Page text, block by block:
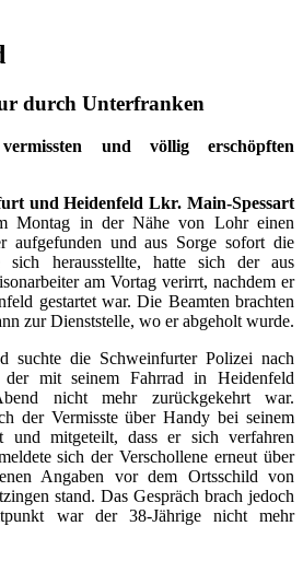
durch Unterfranken
und völlig erschöpften
und Heidenfeld Lkr. Main-Spessart
Montag in der Nähe von Lohr einen
aufgefunden und aus Sorge sofort die
sich herausstellte, hatte sich der aus
am Vortag verirrt, nachdem er
gestartet war. Die Beamten brachten
zur Dienststelle, wo er abgeholt wurde.
suchte die Schweinfurter Polizei nach
mit seinem Fahrrad in Heidenfeld
nicht mehr zurückgekehrt war.
der Vermisste über Handy bei seinem
und mitgeteilt, dass er sich verfahren
sich der Verschollene erneut über
Angaben vor dem Ortsschild von
stand. Das Gespräch brach jedoch
war der 38-Jährige nicht mehr